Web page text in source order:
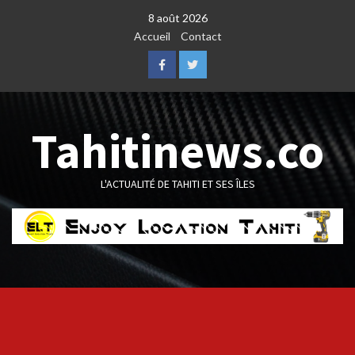
8 août 2026
Accueil
Contact
FacebookTwitter
Tahitinews.co
L'ACTUALITÉ DE TAHITI ET SES ÎLES